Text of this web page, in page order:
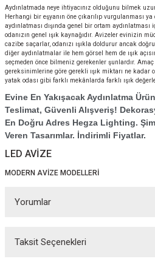
Aydınlatmada neye ihtiyacınız olduğunu bilmek
Herhangi bir eşyanın öne çıkarılıp vurgulanması
aydınlatması dışında genel bir ortam
odanızın genel ışık kaynağıdır. Avizeler evinizin
cazibe saçarlar, odanızı ışıkla doldurur ancak
diğer aydınlatmalar ile hem görsel hem de ışık
seçmeden önce bilmeniz gerekenler şunlardır.
gereksinimlerine göre gerekli ışık miktarı ne kadar
yatak odası gibi farklı mekânlarda farklı ışık
Evine En Yakışacak Aydınlatma
Teslimat, Güvenli Alışveriş!
En Doğru Adres Hegza Lighting.
Veren Tasarımlar. İndirimli Fiyatlar.
LED AVİZE
MODERN AVİZE MODELLERİ
Yorumlar
Taksit Seçenekleri